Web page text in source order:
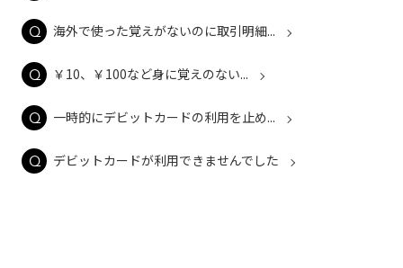
海外で使った覚えがないのに取引明細...
￥10、￥100など身に覚えのない...
一時的にデビットカードの利用を止め...
デビットカードが利用できませんでした